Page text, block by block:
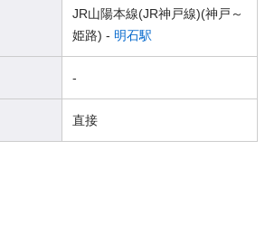
JR山陽本線(JR神戸線)(神戸～
姫路) - 明石駅
-
直接